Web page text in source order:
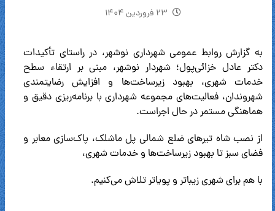
۲۳ فروردین ۱۴۰۴
به گزارش روابط عمومی شهرداری نوشهر، در راستای تأکیدات
دکتر عادل خزائی‌پول؛ شهردار نوشهر، مبنی بر ارتقاء سطح
خدمات شهری، بهبود زیرساخت‌ها و افزایش رضایتمندی
شهروندان، فعالیت‌های مجموعه شهرداری با برنامه‌ریزی دقیق و
هماهنگی مستمر در حال اجراست.
از نصب شاه تیرهای ضلع شمالی پل ماشلک، پاک‌سازی معابر و
فضای سبز تا بهبود زیرساخت‌ها و خدمات شهری،
با هم برای شهری زیباتر و پویاتر تلاش می‌کنیم.